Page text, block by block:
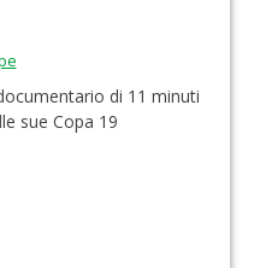
di 11 minuti
sue Copa 19